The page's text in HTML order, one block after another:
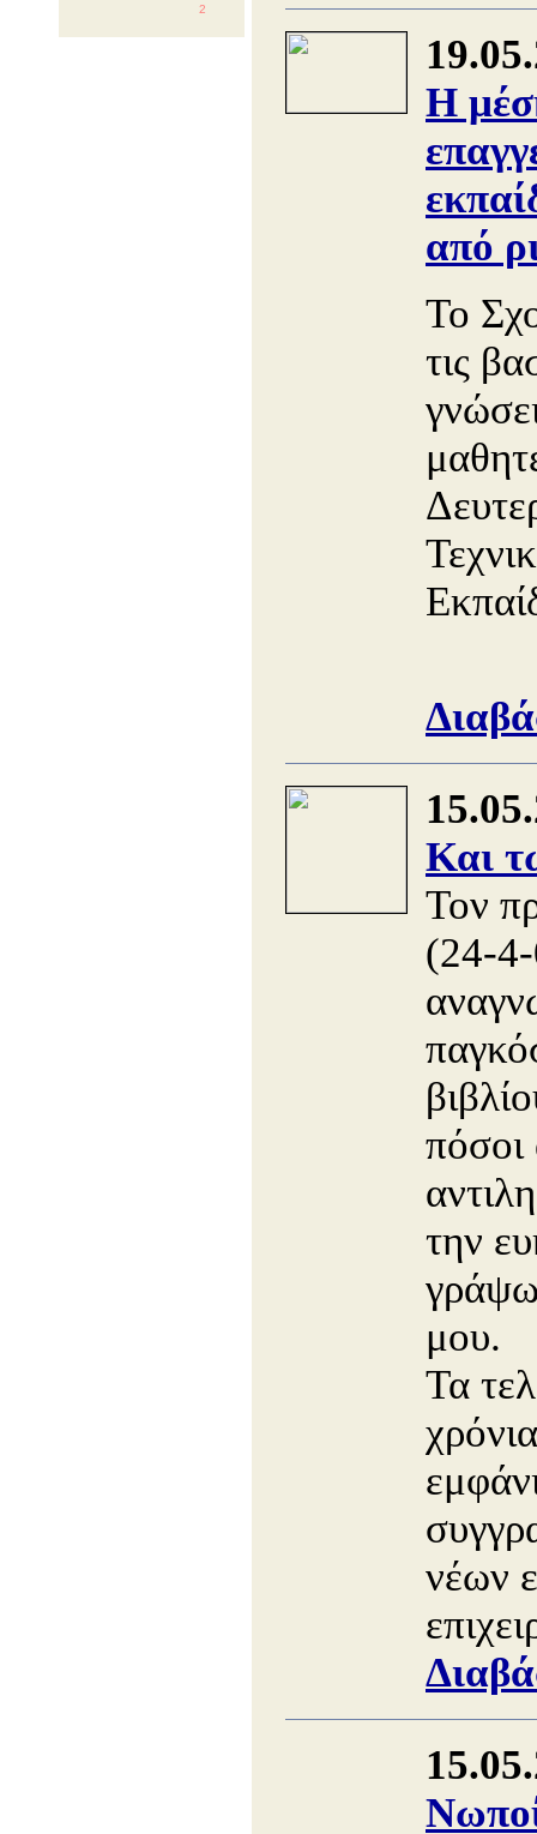
2
Η
από
Το
τις
Και
Τον
(24-
την
γράψω
μου.
Τα
νέων